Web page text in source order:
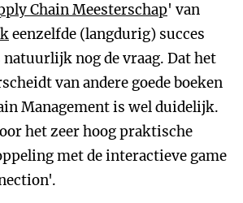
Chain Meesterschap' van
eenzelfde (langdurig) succes
nog de vraag. Dat het
van andere goede boeken
Management is wel duidelijk.
het zeer hoog praktische
met de interactieve game